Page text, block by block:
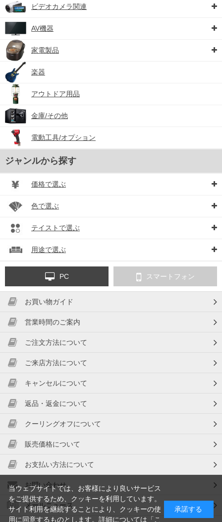
ビデオカメラ関連
AV機器
家電製品
楽器
アウトドア用品
金庫/その他
電動工具/オプション
ジャンルから探す
価格で選ぶ
色で選ぶ
テイストで選ぶ
用途で選ぶ
PC スマートフォン
お買い物ガイド
営業時間のご案内
ご注文方法について
ご来店方法について
キャンセルについて
返品・返金について
クーリングオフについて
販売価格について
お支払い方法について
お問い合わせ
メールニュース
当ウェブサイトでは、お客様により良いサービス
をご提供するため、クッキーを利用しています。
サイト利用を継続することにより、クッキーの使
用に同意するものとします。詳細については「 こ
承諾する